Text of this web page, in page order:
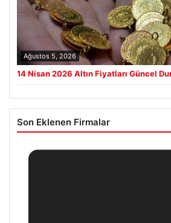
Ağustos 5, 2026
14 Nisan 2026 Altın Fiyatları Güncel
Son Eklenen Firmalar